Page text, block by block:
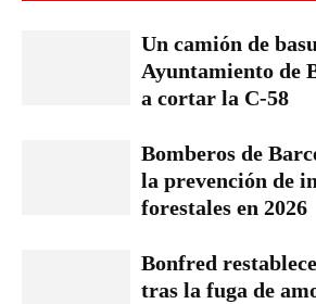
Un camión de
Ayuntamiento de
a cortar la C-58
Bomberos de
la prevención de
forestales en 2026
Bonfred
tras la fuga de